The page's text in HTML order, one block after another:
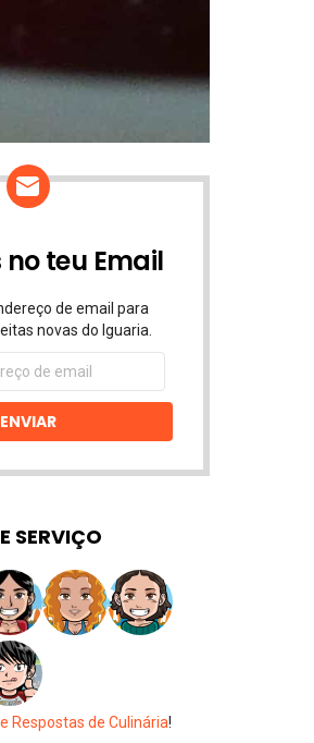
no teu Email
de email para
novas do Iguaria.
ENVIAR
SERVIÇO
Respostas de Culinária!